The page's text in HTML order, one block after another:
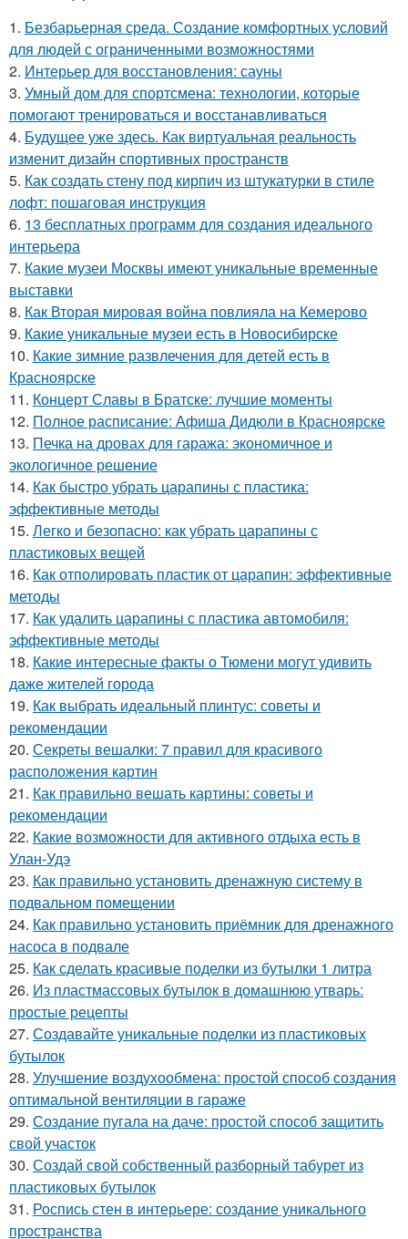
1. Безбарьерная среда. Создание комфортных условий
для людей с ограниченными возможностями
2. Интерьер для восстановления: сауны
3. Умный дом для спортсмена: технологии, которые
помогают тренироваться и восстанавливаться
4. Будущее уже здесь. Как виртуальная реальность
изменит дизайн спортивных пространств
5. Как создать стену под кирпич из штукатурки в стиле
лофт: пошаговая инструкция
6. 13 бесплатных программ для создания идеального
интерьера
7. Какие музеи Москвы имеют уникальные временные
выставки
8. Как Вторая мировая война повлияла на Кемерово
9. Какие уникальные музеи есть в Новосибирске
10. Какие зимние развлечения для детей есть в
Красноярске
11. Концерт Славы в Братске: лучшие моменты
12. Полное расписание: Афиша Дидюли в Красноярске
13. Печка на дровах для гаража: экономичное и
экологичное решение
14. Как быстро убрать царапины с пластика:
эффективные методы
15. Легко и безопасно: как убрать царапины с
пластиковых вещей
16. Как отполировать пластик от царапин: эффективные
методы
17. Как удалить царапины с пластика автомобиля:
эффективные методы
18. Какие интересные факты о Тюмени могут удивить
даже жителей города
19. Как выбрать идеальный плинтус: советы и
рекомендации
20. Секреты вешалки: 7 правил для красивого
расположения картин
21. Как правильно вешать картины: советы и
рекомендации
22. Какие возможности для активного отдыха есть в
Улан-Удэ
23. Как правильно установить дренажную систему в
подвальном помещении
24. Как правильно установить приёмник для дренажного
насоса в подвале
25. Как сделать красивые поделки из бутылки 1 литра
26. Из пластмассовых бутылок в домашнюю утварь:
простые рецепты
27. Создавайте уникальные поделки из пластиковых
бутылок
28. Улучшение воздухообмена: простой способ создания
оптимальной вентиляции в гараже
29. Создание пугала на даче: простой способ защитить
свой участок
30. Создай свой собственный разборный табурет из
пластиковых бутылок
31. Роспись стен в интерьере: создание уникального
пространства